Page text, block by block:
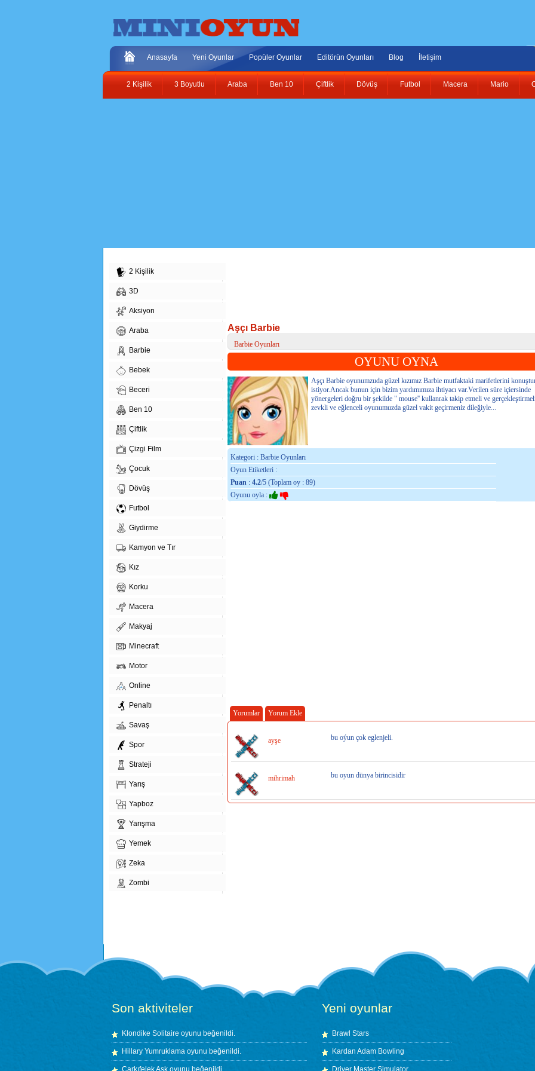
Anasayfa Yeni Oyunlar Popüler Oyunlar Editörün Oyunları Blog İletişim
2 Kişilik 3 Boyutlu Araba Ben 10 Çiftlik Dövüş Futbol Macera Mario
2 Kişilik
3D
Aksiyon
Araba
Barbie
Bebek
Beceri
Ben 10
Çiftlik
Çizgi Film
Çocuk
Dövüş
Futbol
Giydirme
Kamyon ve Tır
Kız
Korku
Macera
Makyaj
Minecraft
Motor
Online
Penaltı
Savaş
Spor
Strateji
Yarış
Yapboz
Yarışma
Yemek
Zeka
Zombi
Aşçı Barbie
Barbie Oyunları
OYUNU OYNA
Aşçı Barbie oyunumzuda güzel kızımız Barbie mutfaktaki marifetlerini
istiyor.Ancak bunun için bizim yardımımıza ihtiyacı var.Verilen süre içiersinde
yönergeleri doğru bir şekilde " mouse'' kullanrak takip etmeli ve
zevkli ve eğlenceli oyunumuzda güzel vakit geçirmeniz dileğiyle...
Kategori : Barbie Oyunları
Oyun Etiketleri :
Puan : 4.2/5 (Toplam oy : 89)
Oyunu oyla :
Yorumlar Yorum Ekle
ayşe bu oýun çok eglenjeli.
mihrimah bu oyun dünya birincisidir
Son aktiviteler
Klondike Solitaire oyunu beğenildi.
Hillary Yumruklama oyunu beğenildi.
Çarkıfelek Aşk oyunu beğenildi.
Yeni oyunlar
Brawl Stars
Kardan Adam Bowling
Driver Master Simulator